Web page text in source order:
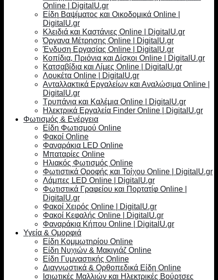
Online | DigitalU.gr
Είδη Βαψίματος και Οικοδομικά Online |
DigitalU.gr
Κλειδιά και Καστάνιες Online | DigitalU.gr
Όργανα Μέτρησης Online | DigitalU.gr
Ένδυση Εργασίας Online | DigitalU.gr
Κοπίδια, Πριόνια και Δίσκοι Online | DigitalU.gr
Κατσαβίδια και Λίμες Online | DigitalU.gr
Λουκέτα Online | DigitalU.gr
Ανταλλακτικά Εργαλείων και Αναλώσιμα Online |
DigitalU.gr
Τρυπάνια και Καλέμια Online | DigitalU.gr
Ηλεκτρικά Εργαλεία Finder Online | DigitalU.gr
Φωτισμός & Ενέργεια
Είδη Φωτισμού Online
Φακοί Online
Φαναράκια LED Online
Μπαταρίες Online
Ηλιακός Φωτισμός Online
Φωτιστικά Οροφής και Τοίχου Online | DigitalU.gr
Λάμπες LED Online | DigitalU.gr
Φωτιστικά Γραφείου και Πορτατίφ Online |
DigitalU.gr
Φακοί Χειρός Online | DigitalU.gr
Φακοί Κεφαλής Online | DigitalU.gr
Φαναράκια Κήπου Online | DigitalU.gr
Υγεία & Ομορφιά
Είδη Κομμωτηρίου Online
Είδη Νυχιών & Μακιγιάζ Online
Είδη Γυμναστικής Online
Διαγνωστικά & Ορθοπεδικά Είδη Online
Ισιωτικές Μαλλιών και Ηλεκτρικές Βούρτσες